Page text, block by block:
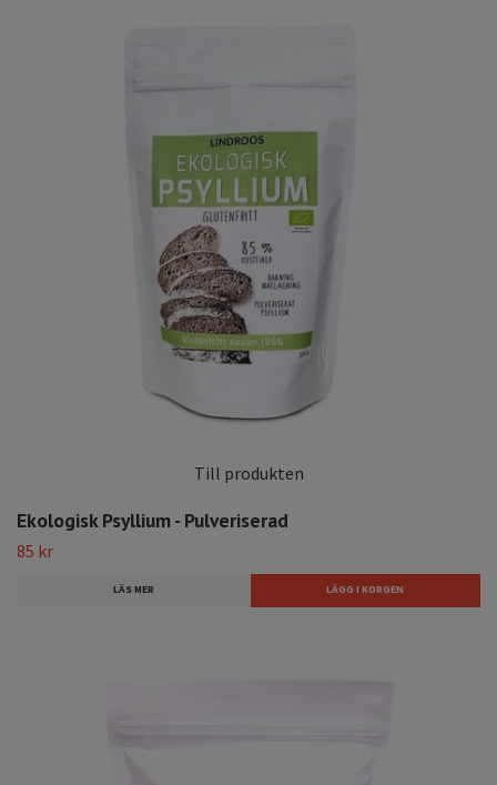
Till produkten
Ekologisk Psyllium - Pulveriserad
85 kr
LÄS MER